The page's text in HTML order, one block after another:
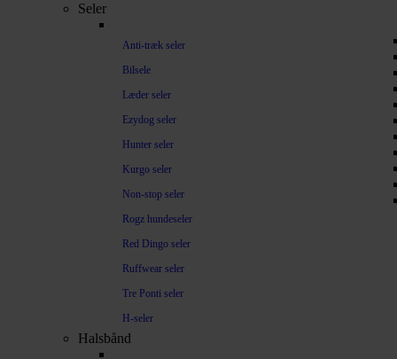
Seler
Anti-træk seler
Bilsele
Læder seler
Ezydog seler
Hunter seler
Kurgo seler
Non-stop seler
Rogz hundeseler
Red Dingo seler
Ruffwear seler
Tre Ponti seler
H-seler
Halsbånd